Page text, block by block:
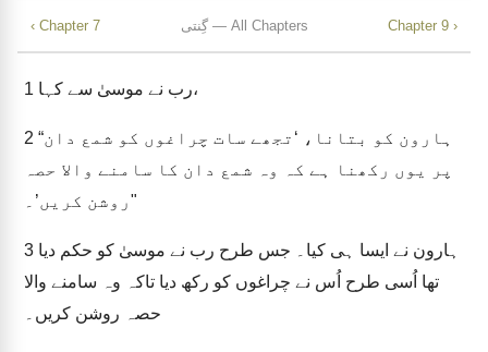
‹ Chapter 7 گِنتی — All Chapters Chapter 9 ›
1 رب نے موسیٰ سے کہا،
2 “ہارون کو بتانا، ‘تجھے سات چراغوں کو شمع دان
پر یوں رکھنا ہے کہ وہ شمع دان کا سامنے والا حصہ
روشن کریں’۔"
3
تھا اُسی طرح اُس نے چراغوں کو رکھ دیا تاکہ وہ سامنے والا
حصہ روشن کریں۔